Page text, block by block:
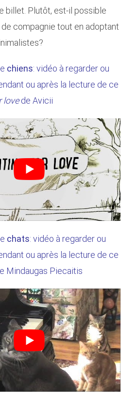
billet. Plutôt, est-il possible
de compagnie tout en adoptant
chiens: vidéo à regarder ou
ou après la lecture de ce
lovede Avicii
chats: vidéo à regarder ou
ou après la lecture de ce
Mindaugas Piecaitis